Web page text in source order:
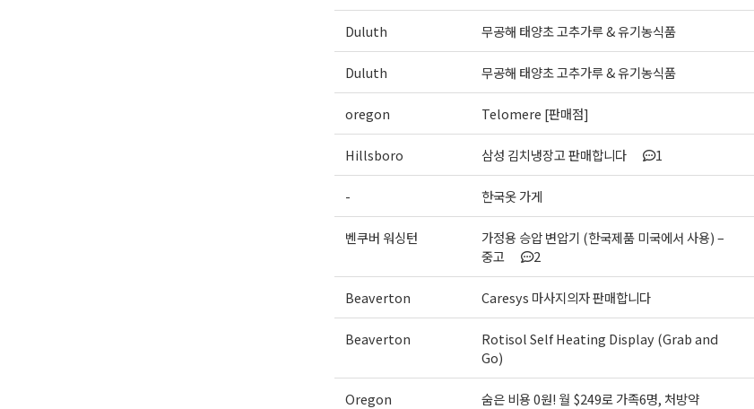
Duluth 무공해 태양초 고추가루 & 유기농식품
Duluth 무공해 태양초 고추가루 & 유기농식품
oregon Telomere [판매점]
Hillsboro 삼성 김치냉장고 판매합니다 1
- 한국옷 가게
벤쿠버 워싱턴
가정용 승압 변압기 (한국제품 미국에서 사용) –
중고
2
Beaverton Caresys 마사지의자 판매합니다
Beaverton
Rotisol Self Heating Display (Grab and
Go)
Oregon
숨은 비용 0원! 월 $249로 가족6명, 처방약